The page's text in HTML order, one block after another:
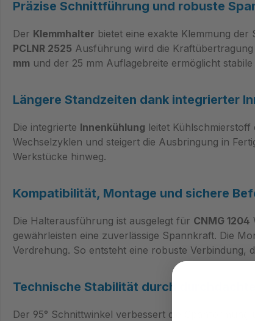
Präzise Schnittführung und robuste
Der Klemmhalter bietet eine exakte Klemmung
PCLNR 2525 Ausführung wird die
mm und der 25 mm Auflagebreite ermöglicht
Längere Standzeiten dank integrierter
Die integrierte Innenkühlung leitet
Wechselzyklen und steigert die Ausbringung in
Werkstücke hinweg.
Kompatibilität, Montage und sichere
Die Halterausführung ist ausgelegt für CNMG 1204
gewährleisten eine zuverlässige Spannkraft. Die
Verdrehung. So entsteht eine robuste Verbindung,
Technische Stabilität durch durchdachte
Der 95° Schnittwinkel verbessert die